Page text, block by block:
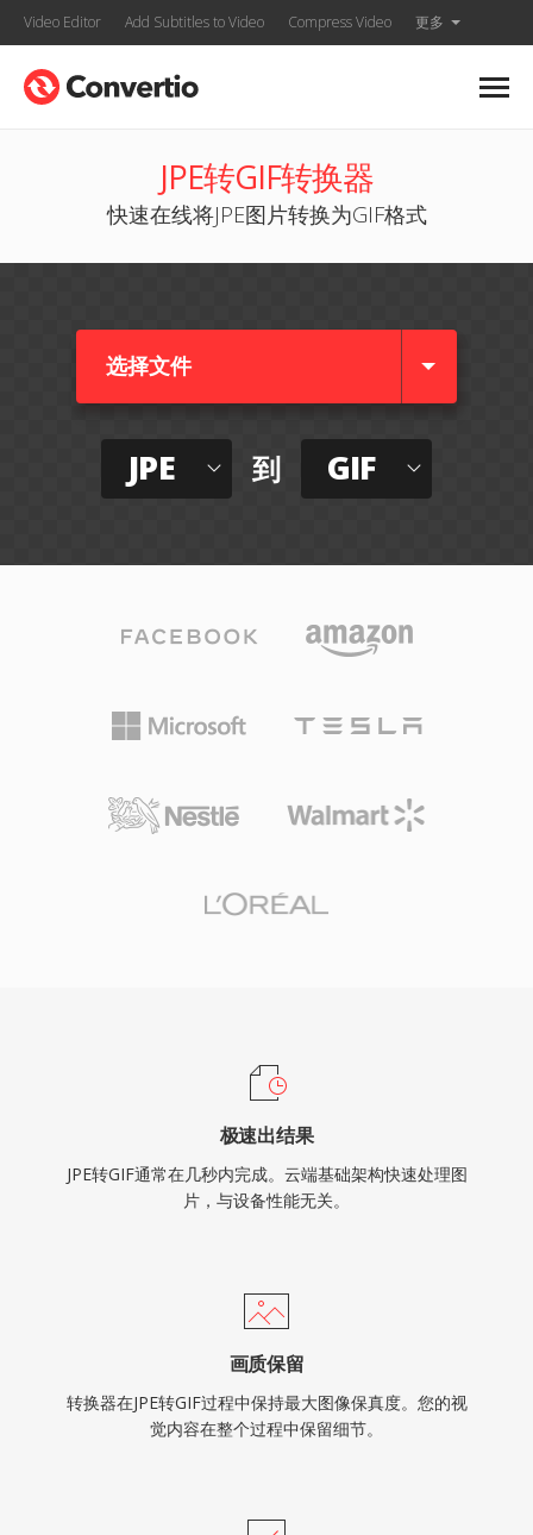
Video Editor Add Subtitles to Video Compress Video 更多
JPE转GIF转换器
快速在线将JPE图片转换为GIF格式
选择文件
JPE 到 GIF
极速出结果
JPE转GIF通常在几秒内完成。云端基础架构快速处理图
片，与设备性能无关。
画质保留
转换器在JPE转GIF过程中保持最大图像保真度。您的视
觉内容在整个过程中保留细节。